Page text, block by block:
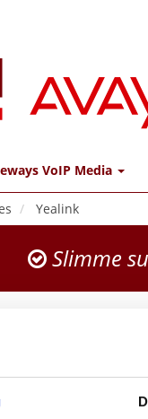
VoIP Media
Yealink
Slimme